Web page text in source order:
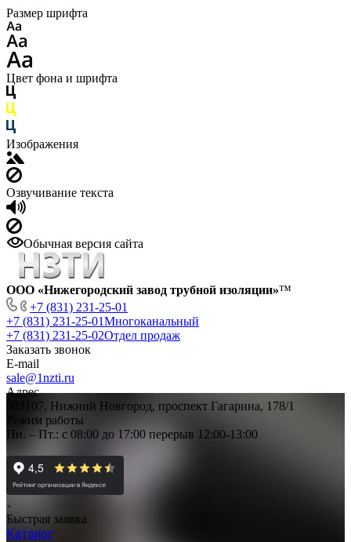
Размер шрифта
Цвет фона и шрифта
Изображения
Озвучивание текста
Обычная версия сайта
ООО «Нижегородский завод трубной изоляции»™
+7 (831) 231-25-01
+7 (831) 231-25-01Многоканальный
+7 (831) 231-25-02Отдел продаж
Заказать звонок
E-mail
sale@1nzti.ru
Адрес
603107, Нижний Новгород, проспект Гагарина, 178/1
Режим работы
Пн. – Пт.: с 08:00 до 17:00 перерыв 12:00-13:00
Быстрая заявка
Каталог